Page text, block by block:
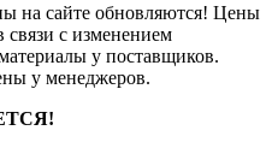
на сайте обновляются! Цены
связи с изменением
у поставщиков.
у менеджеров.